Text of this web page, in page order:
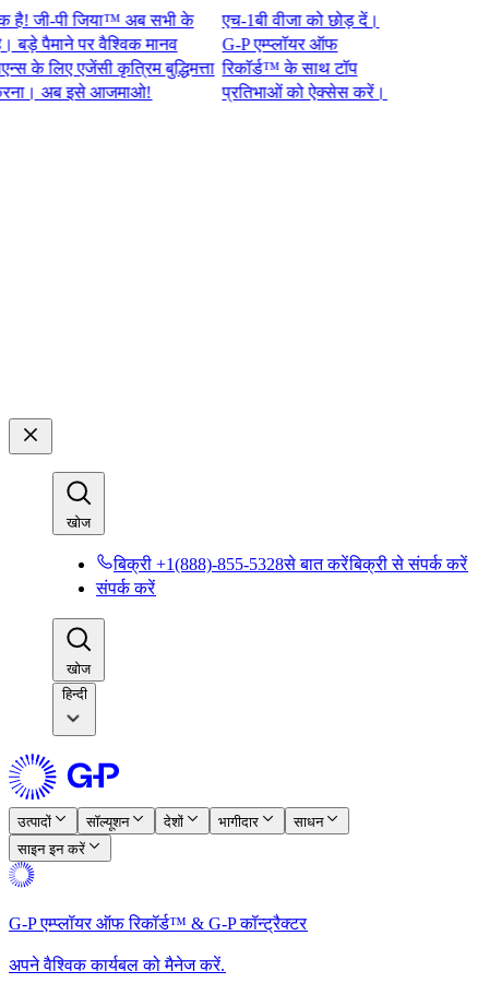
पी जिया™ अब सभी के
पर वैश्विक मानव
एजेंसी कृत्रिम बुद्धिमत्ता
अब इसे आजमाओ!​​
एच-1बी वीजा को छोड़ दें।
G-P एम्प्लॉयर ऑफ
रिकॉर्ड™ के साथ टॉप
प्रतिभाओं को ऐक्सेस करें।​​
खोज​​
बिक्री +1(888)-855-5328से बात करें​​बिक्री से संपर्क करें​​
संपर्क करें​​
खोज​​
हिन्दी
उत्पादों​​ सॉल्यूशन​​ देशों​​ भागीदार​​
साधन​​
साइन इन करें​​
G-P एम्प्लॉयर ऑफ रिकॉर्ड™ & G-P कॉन्ट्रैक्टर​​
अपने वैश्विक कार्यबल को मैनेज करें.​​